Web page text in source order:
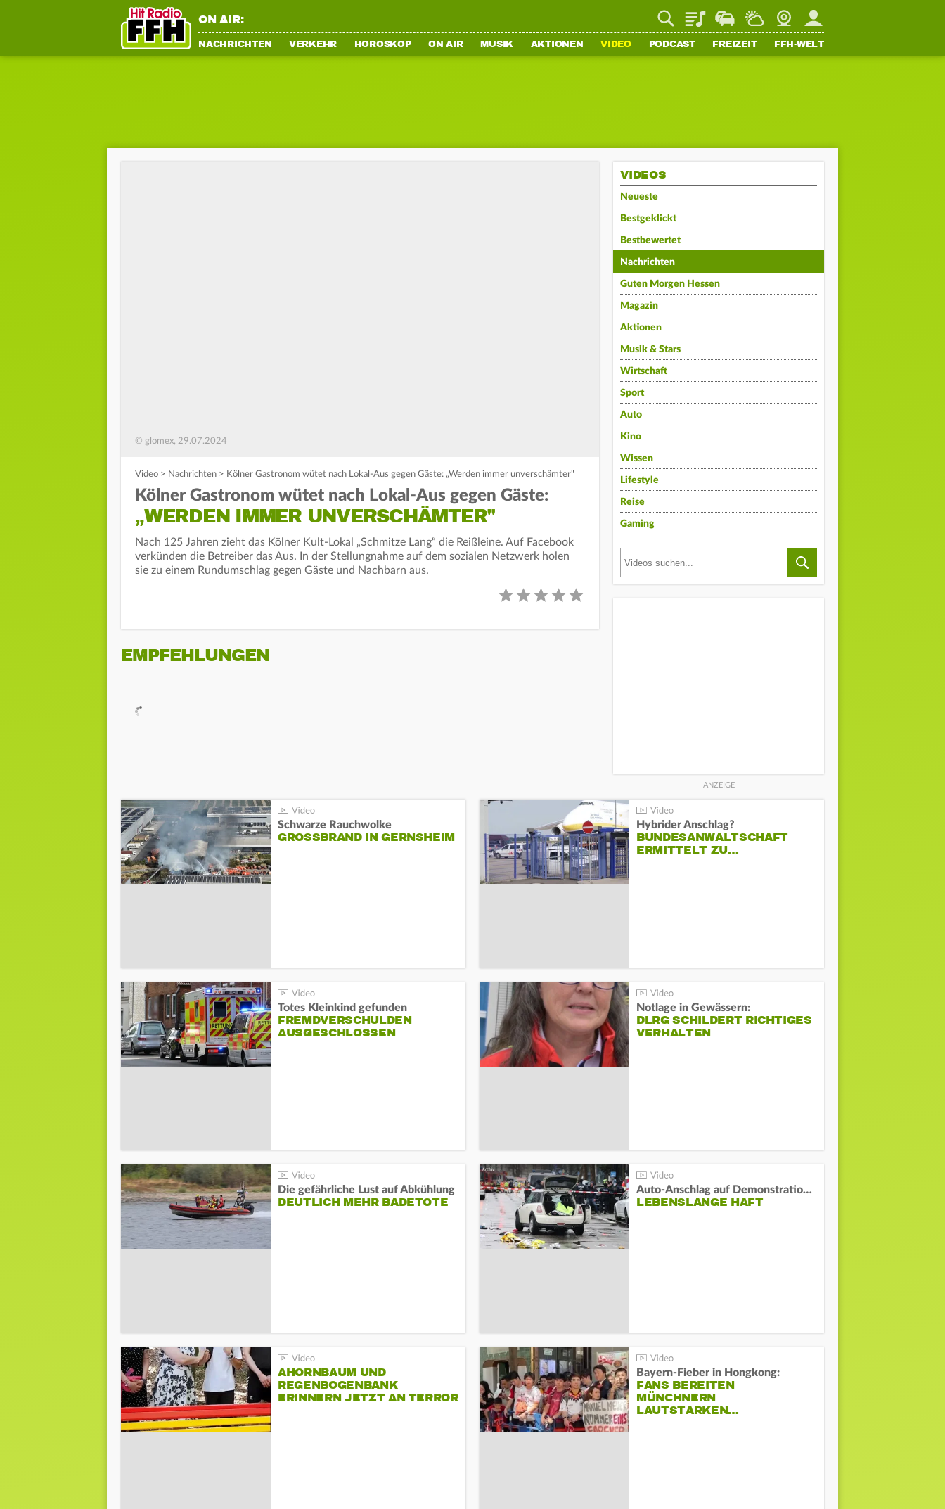
ON AIR: PlaylistStaupilotWetterWebcamMein FFH
NACHRICHTEN VERKEHR HOROSKOP ON AIR MUSIK AKTIONEN VIDEO PODCAST FREIZEIT FFH-WELT
© glomex, 29.07.2024
Video > Nachrichten > Kölner Gastronom wütet nach Lokal-Aus gegen Gäste: „Werden immer unverschämter"
Kölner Gastronom wütet nach Lokal-Aus gegen Gäste:
„WERDEN IMMER UNVERSCHÄMTER"
Nach 125 Jahren zieht das Kölner Kult-Lokal „Schmitze Lang“ die Reißleine. Auf Facebook
verkünden die Betreiber das Aus. In der Stellungnahme auf dem sozialen Netzwerk holen
sie zu einem Rundumschlag gegen Gäste und Nachbarn aus.
EMPFEHLUNGEN
VIDEOS
Neueste
Bestgeklickt
Bestbewertet
Nachrichten
Guten Morgen Hessen
Magazin
Aktionen
Musik & Stars
Wirtschaft
Sport
Auto
Kino
Wissen
Lifestyle
Reise
Gaming
Schwarze Rauchwolke
GROSSBRAND IN GERNSHEIM
Hybrider Anschlag?
BUNDESANWALTSCHAFT
ERMITTELT ZU…
Totes Kleinkind gefunden
FREMDVERSCHULDEN
AUSGESCHLOSSEN
Notlage in Gewässern:
DLRG SCHILDERT RICHTIGES
VERHALTEN
Die gefährliche Lust auf Abkühlung
DEUTLICH MEHR BADETOTE
Auto-Anschlag auf Demonstration in München:
LEBENSLANGE HAFT
AHORNBAUM UND
REGENBOGENBANK
ERINNERN JETZT AN TERROR
Bayern-Fieber in Hongkong:
FANS BEREITEN
MÜNCHNERN
LAUTSTARKEN…